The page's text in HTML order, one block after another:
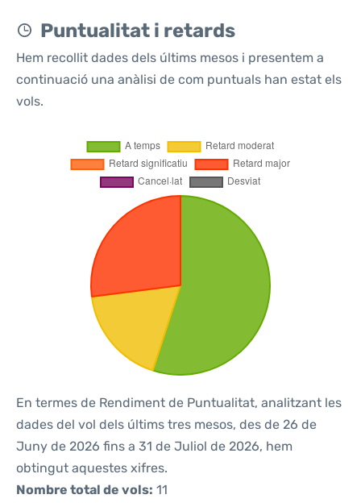
Puntualitat i retards
Hem recollit dades dels últims mesos i presentem a
continuació una anàlisi de com puntuals han estat els
vols.
En termes de Rendiment de Puntualitat, analitzant les
dades del vol dels últims tres mesos, des de 26 de
Juny de 2026 fins a 31 de Juliol de 2026, hem
obtingut aquestes xifres.
Nombre total de vols: 11